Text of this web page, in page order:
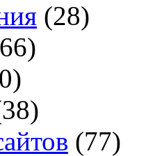
(28)
(77)